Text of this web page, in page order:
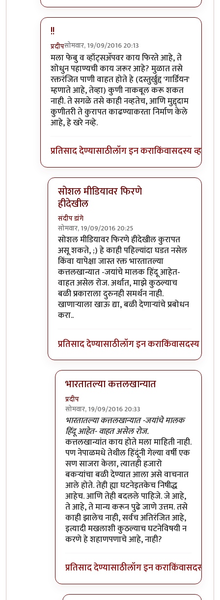
!!
प्रदीपसोमवार, 19/09/2016 20:13
In reply toफेसबुक्/व्हॉट्सॅपवर फिरतायतby
मला फेबु व व्हॉट्सअ‍ॅपवर काय फिरते आहे, ते
शोधुन पहाण्यची काय जरूर आहे? मुळात तसे
रक्तरंजित पाणी वाहत होते हे (दस्तुर्खुद्द 'गार्डियन'
म्हणाते आहे, तेव्हा) कुणी नाकबूल करू शकत
नाही. ते सगळे तसे काही नव्हतेच, आणि मुद्द्दाम
कुणीतरी ते कुरापत काढण्याकरता निर्माण केले
आहे, हे खरे नव्हे.
प्रतिसाद देण्यासाठीलॉग इन कराकिंवासदस्य व्हा
सोशल मीडियावर फिरणे
हीदेखील
संदीप डांगे
सोमवार, 19/09/2016 20:25
In reply to!!byप्रदीप
सोशल मीडियावर फिरणे हीदेखील कुरापत
असू शकते, ;) हे काही पहिल्यांदा घडत नसेल
किंवा यापेक्षा जास्त रक्त भारतातल्या
कत्तलखान्यात -जयांचे मालक हिंदू आहेत-
वाहत असेल रोज. अर्थात, माझे कुठल्याच
बळी प्रकाराला दुरुनही समर्थन नाही.
खाणाऱ्याला खाऊ द्या, बळी देणाऱ्यांचे प्रबोधन
करा..
प्रतिसाद देण्यासाठीलॉग इन कराकिंवासदस्य व्हा
भारतातल्या कत्तलखान्यात
प्रदीप
सोमवार, 19/09/2016 20:33
In reply toसोशल मीडियावर फिरणे हीदेखील
भारतातल्या कत्तलखान्यात -जयांचे मालक
हिंदू आहेत- वाहत असेल रोज.
कत्तलखान्यांत काय होते मला माहिती नाही.
पण नेपाळमधे तेथील हिंदूंनी गेल्या वर्षी एक
सण साजरा केला, त्यातही हजारो
बकर्‍यांचा बळी देण्यात आला असे वाचनात
आले होते. तेही ह्या घटनेइतकेच निषीद्ध
आहेच. आणि तेही बदलले पाहिजे. जे आहे,
ते आहे, ते मान्य करून पुढे जाणे उत्तम. तसे
काही झालेच नाही, सर्वच अतिरंजित आहे,
इत्यादी मखलाशी कुठल्याच घटनेविषयी न
करणे हे शहाणपणाचे आहे, नाही?
प्रतिसाद देण्यासाठीलॉग इन कराकिंवासदस्य व्हा